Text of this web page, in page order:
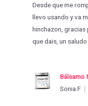
Desde que me
llevo usando y va
hinchazon, gracias
que dais, un saludo
Bálsamo
Sonia F